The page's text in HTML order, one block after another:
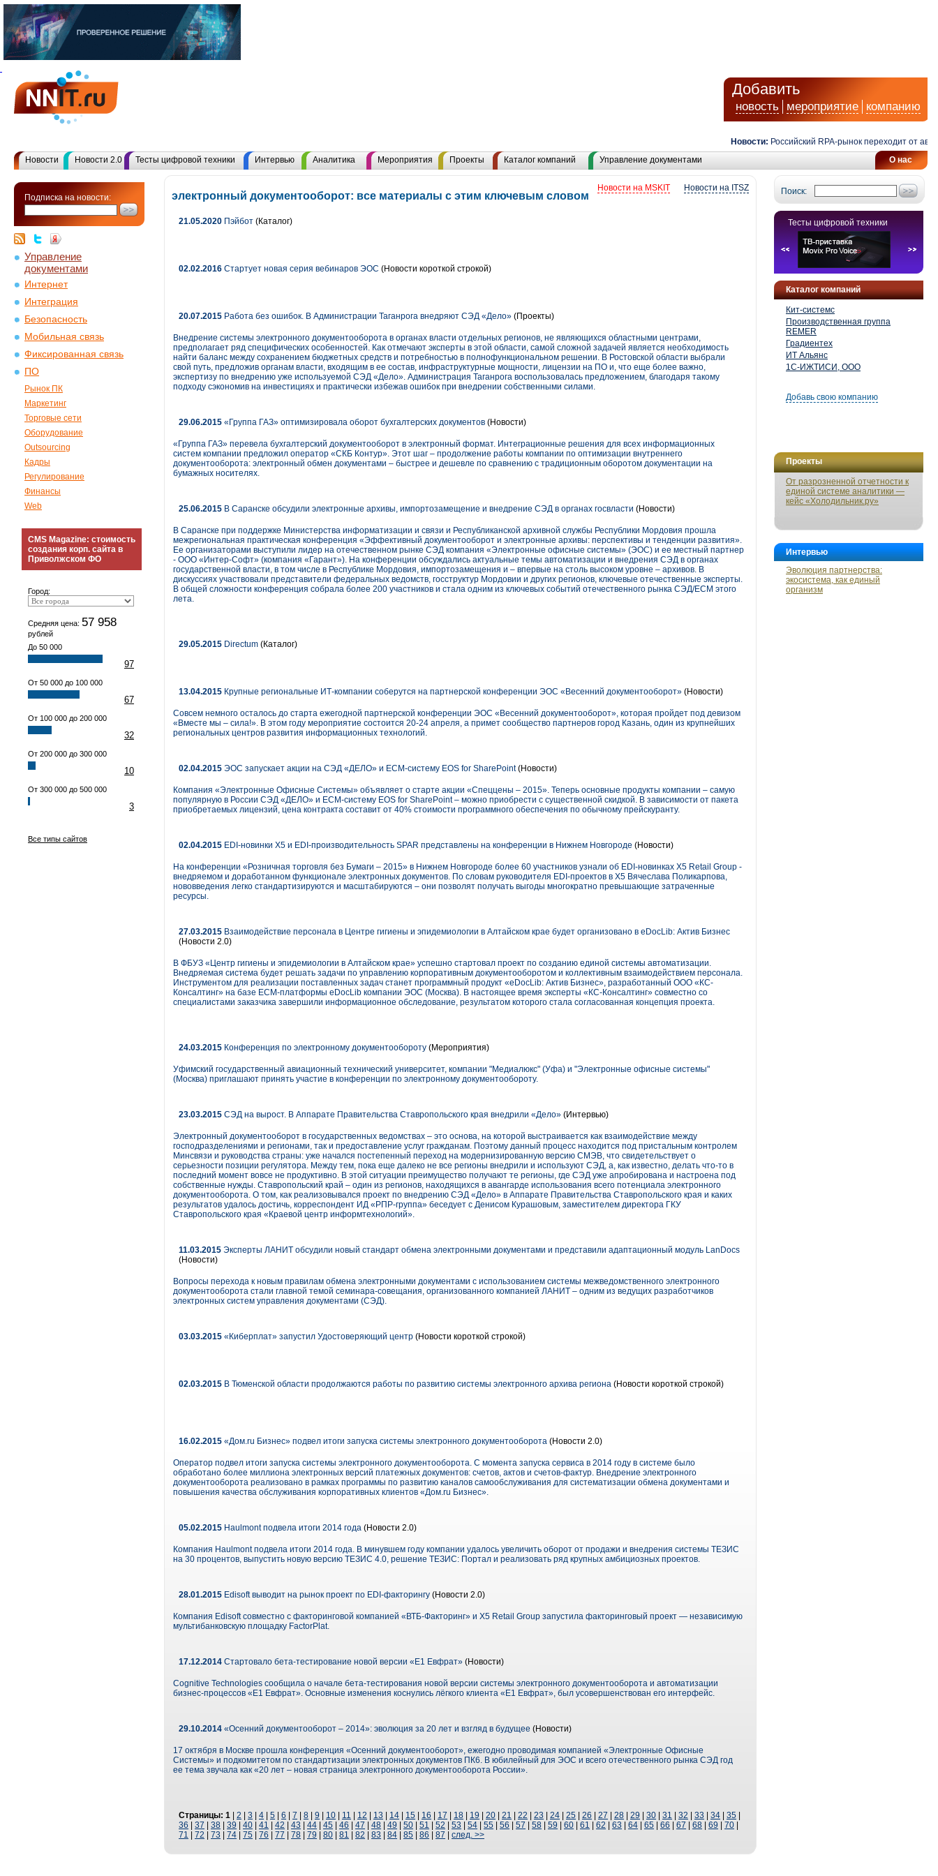
Добавить
новость мероприятие компанию
Новости: Российский RPA-рынок переходит от
О нас
Новости Новости 2.0 Тесты цифровой техники Интервью Аналитика Мероприятия Проекты Каталог компаний Управление документами
Подписка на новости:
Управление
документами
Интернет
Интеграция
Безопасность
Мобильная связь
Фиксированная связь
ПО
Рынок ПК
Маркетинг
Торговые сети
Оборудование
Outsourcing
Кадры
Регулирование
Финансы
Web
CMS Magazine: стоимость
создания корп. сайта в
Приволжском ФО
Город:
Средняя цена: 57 958
рублей
До 50 000
97
От 50 000 до 100 000
67
От 100 000 до 200 000
32
От 200 000 до 300 000
10
От 300 000 до 500 000
3
Все типы сайтов
Поиск:
Тесты цифровой техники
Каталог компаний
Кит-системс
Производственная группа
REMER
Градиентех
ИТ Альянс
1С-ИЖТИСИ, ООО
Добавь свою компанию
Проекты
От разрозненной отчетности к
единой системе аналитики —
кейс «Холодильник.ру»
Интервью
Эволюция партнерства:
экосистема, как единый
организм
Новости на ITSZ
Новости на MSKIT
электронный документооборот: все материалы с этим ключевым словом
21.05.2020 Пэйбот (Каталог)
02.02.2016 Стартует новая серия вебинаров ЭОС (Новости короткой строкой)
20.07.2015 Работа без ошибок. В Администрации Таганрога внедряют СЭД «Дело» (Проекты)
Внедрение системы электронного документооборота в органах власти отдельных регионов, не являющихся областными центрами,
предполагает ряд специфических особенностей. Как отмечают эксперты в этой области, самой сложной задачей является необходимость
найти баланс между сохранением бюджетных средств и потребностью в полнофункциональном решении. В Ростовской области выбрали
свой путь, предложив органам власти, входящим в ее состав, инфраструктурные мощности, лицензии на ПО и, что еще более важно,
экспертизу по внедрению уже используемой СЭД «Дело». Администрация Таганрога воспользовалась предложением, благодаря такому
подходу сэкономив на инвестициях и практически избежав ошибок при внедрении собственными силами.
29.06.2015 «Группа ГАЗ» оптимизировала оборот бухгалтерских документов (Новости)
«Группа ГАЗ» перевела бухгалтерский документооборот в электронный формат. Интеграционные решения для всех информационных
систем компании предложил оператор «СКБ Контур». Этот шаг – продолжение работы компании по оптимизации внутреннего
документооборота: электронный обмен документами – быстрее и дешевле по сравнению с традиционным оборотом документации на
бумажных носителях.
25.06.2015 В Саранске обсудили электронные архивы, импортозамещение и внедрение СЭД в органах госвласти (Новости)
В Саранске при поддержке Министерства информатизации и связи и Республиканской архивной службы Республики Мордовия прошла
межрегиональная практическая конференция «Эффективный документооборот и электронные архивы: перспективы и тенденции развития».
Ее организаторами выступили лидер на отечественном рынке СЭД компания «Электронные офисные системы» (ЭОС) и ее местный партнер
- ООО «Интер-Софт» (компания «Гарант»). На конференции обсуждались актуальные темы автоматизации и внедрения СЭД в органах
государственной власти, в том числе в Республике Мордовия, импортозамещения и – впервые на столь высоком уровне – архивов. В
дискуссиях участвовали представители федеральных ведомств, госструктур Мордовии и других регионов, ключевые отечественные эксперты.
В общей сложности конференция собрала более 200 участников и стала одним из ключевых событий отечественного рынка СЭД/ЕСМ этого
лета.
29.05.2015 Directum (Каталог)
13.04.2015 Крупные региональные ИТ-компании соберутся на партнерской конференции ЭОС «Весенний документооборот» (Новости)
Совсем немного осталось до старта ежегодной партнерской конференции ЭОС «Весенний документооборот», которая пройдет под девизом
«Вместе мы – сила!». В этом году мероприятие состоится 20-24 апреля, а примет сообщество партнеров город Казань, один из крупнейших
региональных центров развития информационных технологий.
02.04.2015 ЭОС запускает акции на СЭД «ДЕЛО» и ECM-систему EOS for SharePoint(Новости)
Компания «Электронные Офисные Системы» объявляет о старте акции «Спеццены – 2015». Теперь основные продукты компании – самую
популярную в России СЭД «ДЕЛО» и ECM-систему EOS for SharePoint – можно приобрести с существенной скидкой. В зависимости от пакета
приобретаемых лицензий, цена контракта составит от 40% стоимости программного обеспечения по обычному прейскуранту.
02.04.2015 EDI-новинки X5 и EDI-производительность SPAR представлены на конференции в Нижнем Новгороде (Новости)
На конференции «Розничная торговля без Бумаги – 2015» в Нижнем Новгороде более 60 участников узнали об EDI-новинках X5 Retail Group -
внедряемом и доработанном функционале электронных документов. По словам руководителя EDI-проектов в X5 Вячеслава Поликарпова,
нововведения легко стандартизируются и масштабируются – они позволят получать выгоды многократно превышающие затраченные
ресурсы.
27.03.2015 Взаимодействие персонала в Центре гигиены и эпидемиологии в Алтайском крае будет организовано в eDocLib: Актив Бизнес
(Новости 2.0)
В ФБУЗ «Центр гигиены и эпидемиологии в Алтайском крае» успешно стартовал проект по созданию единой системы автоматизации.
Внедряемая система будет решать задачи по управлению корпоративным документооборотом и коллективным взаимодействием персонала.
Инструментом для реализации поставленных задач станет программный продукт «eDocLib: Актив Бизнес», разработанный ООО «КС-
Консалтинг» на базе ECM-платформы eDocLib компании ЭОС (Москва). В настоящее время эксперты «КС-Консалтинг» совместно со
специалистами заказчика завершили информационное обследование, результатом которого стала согласованная концепция проекта.
24.03.2015 Конференция по электронному документообороту (Мероприятия)
Уфимский государственный авиационный технический университет, компании "Медиалюкс" (Уфа) и "Электронные офисные системы"
(Москва) приглашают принять участие в конференции по электронному документообороту.
23.03.2015 СЭД на вырост. В Аппарате Правительства Ставропольского края внедрили «Дело» (Интервью)
Электронный документооборот в государственных ведомствах – это основа, на которой выстраивается как взаимодействие между
господразделениями и регионами, так и предоставление услуг гражданам. Поэтому данный процесс находится под пристальным контролем
Минсвязи и руководства страны: уже начался постепенный переход на модернизированную версию СМЭВ, что свидетельствует о
серьезности позиции регулятора. Между тем, пока еще далеко не все регионы внедрили и используют СЭД, а, как известно, делать что-то в
последний момент вовсе не продуктивно. В этой ситуации преимущество получают те регионы, где СЭД уже апробирована и настроена под
собственные нужды. Ставропольский край – один из регионов, находящихся в авангарде использования всего потенциала электронного
документооборота. О том, как реализовывался проект по внедрению СЭД «Дело» в Аппарате Правительства Ставропольского края и каких
результатов удалось достичь, корреспондент ИД «РПР-группа» беседует с Денисом Курашовым, заместителем директора ГКУ
Ставропольского края «Краевой центр информтехнологий».
11.03.2015 Эксперты ЛАНИТ обсудили новый стандарт обмена электронными документами и представили адаптационный модуль LanDocs
(Новости)
Вопросы перехода к новым правилам обмена электронными документами с использованием системы межведомственного электронного
документооборота стали главной темой семинара-совещания, организованного компанией ЛАНИТ – одним из ведущих разработчиков
электронных систем управления документами (СЭД).
03.03.2015 «Киберплат» запустил Удостоверяющий центр (Новости короткой строкой)
02.03.2015 В Тюменской области продолжаются работы по развитию системы электронного архива региона (Новости короткой строкой)
16.02.2015 «Дом.ru Бизнес» подвел итоги запуска системы электронного документооборота (Новости 2.0)
Оператор подвел итоги запуска системы электронного документооборота. С момента запуска сервиса в 2014 году в системе было
обработано более миллиона электронных версий платежных документов: счетов, актов и счетов-фактур. Внедрение электронного
документооборота реализовано в рамках программы по развитию каналов самообслуживания для систематизации обмена документами и
повышения качества обслуживания корпоративных клиентов «Дом.ru Бизнес».
05.02.2015 Haulmont подвела итоги 2014 года (Новости 2.0)
Компания Haulmont подвела итоги 2014 года. В минувшем году компании удалось увеличить оборот от продажи и внедрения системы ТЕЗИС
на 30 процентов, выпустить новую версию ТЕЗИС 4.0, решение ТЕЗИС: Портал и реализовать ряд крупных амбициозных проектов.
28.01.2015 Edisoft выводит на рынок проект по EDI-факторингу (Новости 2.0)
Компания Edisoft совместно с факторинговой компанией «ВТБ-Факторинг» и X5 Retail Group запустила факторинговый проект — независимую
мультибанковскую площадку FactorPlat.
17.12.2014 Стартовало бета-тестирование новой версии «Е1 Евфрат» (Новости)
Cognitive Technologies сообщила о начале бета-тестирования новой версии системы электронного документооборота и автоматизации
бизнес-процессов «Е1 Евфрат». Основные изменения коснулись лёгкого клиента «Е1 Евфрат», был усовершенствован его интерфейс.
29.10.2014 «Осенний документооборот – 2014»: эволюция за 20 лет и взгляд в будущее (Новости)
17 октября в Москве прошла конференция «Осенний документооборот», ежегодно проводимая компанией «Электронные Офисные
Системы» и подкомитетом по стандартизации электронных документов ПК6. В юбилейный для ЭОС и всего отечественного рынка СЭД год
ее тема звучала как «20 лет – новая страница электронного документооборота России».
Страницы: 1 2 3 4 5 6 7 8 9 10 11 12 13 14 15 16 17 18 19 20 21 22 23 24 25 26 27 28 29 30 31 32 33 34 35
36
37 38 39 40 41 42 43 44 45 46 47 48 49 50 51 52 53 54 55 56 57 58 59 60 61 62 63 64 65 66 67 68 69 70
71
72 73 74 75 76 77 78 79 80 81 82 83 84 85 86 87 след. >>